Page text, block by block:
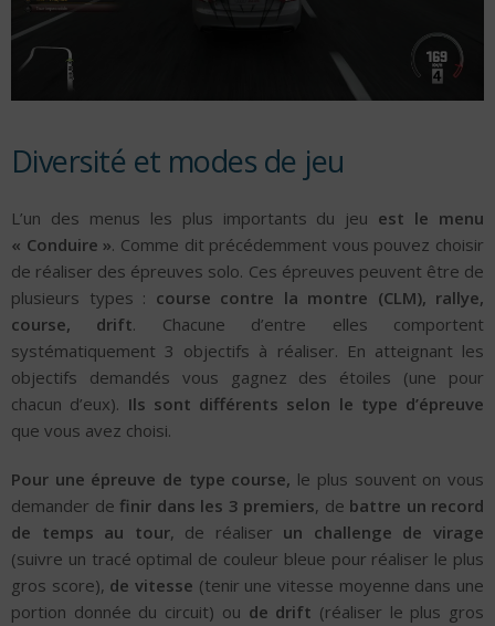
Diversité et modes de jeu
L’un des menus les plus importants du jeu est le menu
« Conduire ». Comme dit précédemment vous pouvez choisir
de réaliser des épreuves solo. Ces épreuves peuvent être de
plusieurs types : course contre la montre (CLM), rallye,
course, drift. Chacune d’entre elles comportent
systématiquement 3 objectifs à réaliser. En atteignant les
objectifs demandés vous gagnez des étoiles (une pour
chacun d’eux). Ils sont différents selon le type d’épreuve
que vous avez choisi.
Pour une épreuve de type course, le plus souvent on vous
demander de finir dans les 3 premiers, de battre un record
de temps au tour, de réaliser un challenge de virage
(suivre un tracé optimal de couleur bleue pour réaliser le plus
gros score), de vitesse (tenir une vitesse moyenne dans une
portion donnée du circuit) ou de drift (réaliser le plus gros